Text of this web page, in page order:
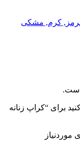
, کرم, مشکی
است.
برای “کراپ زنانه